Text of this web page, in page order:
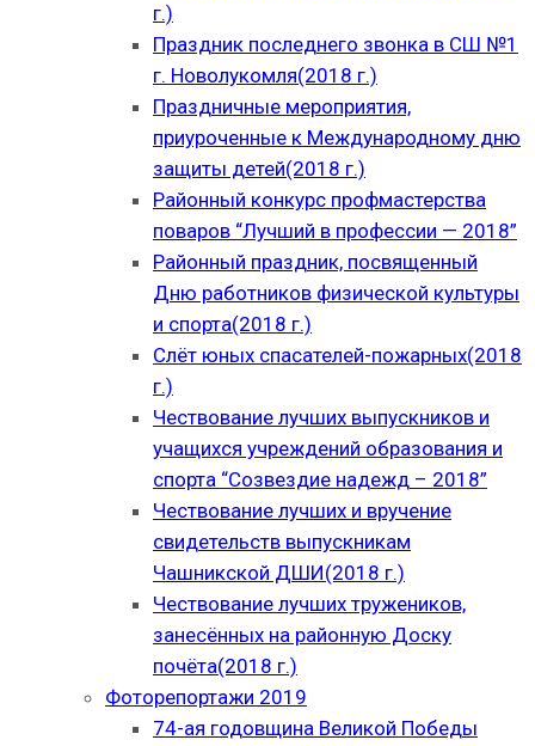
г.)
Праздник последнего звонка в СШ №1
г. Новолукомля(2018 г.)
Праздничные мероприятия,
приуроченные к Международному дню
защиты детей(2018 г.)
Районный конкурс профмастерства
поваров “Лучший в профессии — 2018”
Районный праздник, посвященный
Дню работников физической культуры
и спорта(2018 г.)
Слёт юных спасателей-пожарных(2018
г.)
Чествование лучших выпускников и
учащихся учреждений образования и
спорта “Созвездие надежд – 2018”
Чествование лучших и вручение
свидетельств выпускникам
Чашникской ДШИ(2018 г.)
Чествование лучших тружеников,
занесённых на районную Доску
почёта(2018 г.)
Фоторепортажи 2019
74-ая годовщина Великой Победы